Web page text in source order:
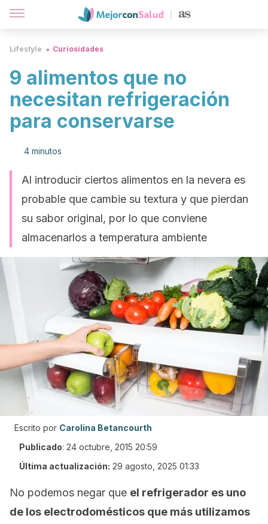
Lifestyle Curiosidades
9 alimentos que no
necesitan refrigeración
para conservarse
4 minutos
Al introducir ciertos alimentos en la nevera es
probable que cambie su textura y que pierdan
su sabor original, por lo que conviene
almacenarlos a temperatura ambiente
Escrito por Carolina Betancourth
Publicado: 24 octubre, 2015 20:59
Última actualización: 29 agosto, 2025 01:33
No podemos negar que el refrigerador es uno
de los electrodomésticos que más utilizamos